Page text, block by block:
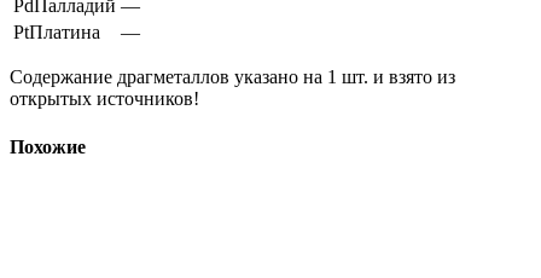
Pd Палладий —
PtПлатина —
Содержание драгметаллов указано на 1 шт. и взято из
открытых источников!
Похожие